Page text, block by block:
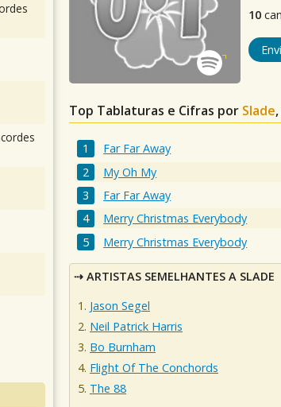
10
Top Tablaturas e Cifras por Slade
Far Far Away
My Oh My
Far Far Away
Merry Christmas Everybody
Merry Christmas Everybody
ARTISTAS SEMELHANTES A SLADE
Jason Segel
Neil Patrick Harris
Bo Burnham
Flight Of The Conchords
The 88